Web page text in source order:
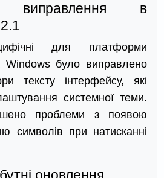
виправлення в
для платформи
було виправлено
тексту інтерфейсу, які
системної теми.
проблеми з появою
символів при натисканні